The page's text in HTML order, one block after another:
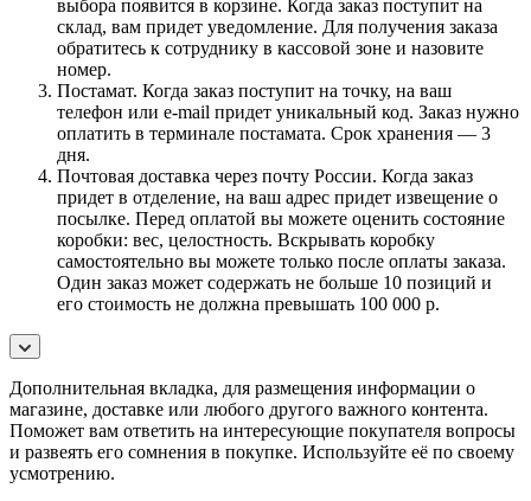
выбора появится в корзине. Когда заказ поступит на
склад, вам придет уведомление. Для получения заказа
обратитесь к сотруднику в кассовой зоне и назовите
номер.
Постамат. Когда заказ поступит на точку, на ваш
телефон или e-mail придет уникальный код. Заказ нужно
оплатить в терминале постамата. Срок хранения — 3
дня.
Почтовая доставка через почту России. Когда заказ
придет в отделение, на ваш адрес придет извещение о
посылке. Перед оплатой вы можете оценить состояние
коробки: вес, целостность. Вскрывать коробку
самостоятельно вы можете только после оплаты заказа.
Один заказ может содержать не больше 10 позиций и
его стоимость не должна превышать 100 000 р.
Дополнительная вкладка, для размещения информации о
магазине, доставке или любого другого важного контента.
Поможет вам ответить на интересующие покупателя вопросы
и развеять его сомнения в покупке. Используйте её по своему
усмотрению.